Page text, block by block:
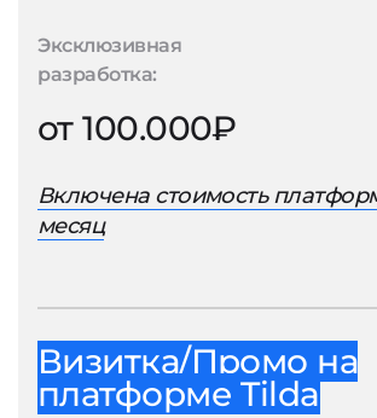
Эксклюзивная
разработка:
от 100.000₽
Включена стоимость
месяц
Визитка/Промо на
платформе Tilda